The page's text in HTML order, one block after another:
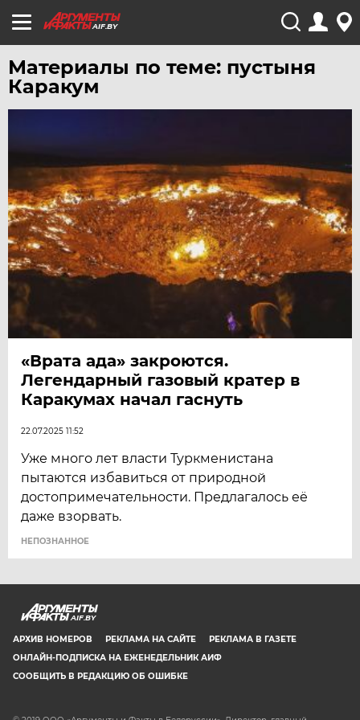
AIF.BY
Материалы по теме: пустыня
Каракум
«Врата ада» закроются.
Легендарный газовый кратер в
Каракумах начал гаснуть
22.07.2025 11:52
Уже много лет власти Туркменистана
пытаются избавиться от природной
достопримечательности. Предлагалось её
даже взорвать.
НЕПОЗНАННОЕ
AIF.BY
АРХИВ НОМЕРОВ РЕКЛАМА НА САЙТЕ
РЕКЛАМА В ГАЗЕТЕ
ОНЛАЙН-ПОДПИСКА НА ЕЖЕНЕДЕЛЬНИК АИФ
СООБЩИТЬ В РЕДАКЦИЮ ОБ ОШИБКЕ